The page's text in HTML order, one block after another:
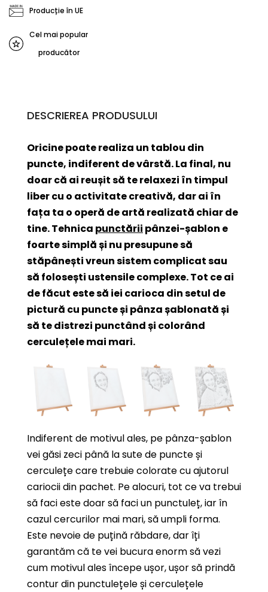
Producție în UE
Cel mai popular
producător
DESCRIEREA PRODUSULUI
Oricine poate realiza un tablou din
puncte, indiferent de vârstă. La final, nu
doar că ai reușit să te relaxezi în timpul
liber cu o activitate creativă, dar ai în
fața ta o operă de artă realizată chiar de
tine. Tehnica punctării pânzei-șablon e
foarte simplă și nu presupune să
stăpânești vreun sistem complicat sau
să folosești ustensile complexe. Tot ce ai
de făcut este să iei carioca din setul de
pictură cu puncte și pânza șablonată și
să te distrezi punctând și colorând
cerculețele mai mari.
Indiferent de motivul ales, pe pânza-șablon
vei găsi zeci până la sute de puncte și
cerculețe care trebuie colorate cu ajutorul
cariocii din pachet. Pe alocuri, tot ce va trebui
să faci este doar să faci un punctuleț, iar în
cazul cercurilor mai mari, să umpli forma.
Este nevoie de puțină răbdare, dar îți
garantăm că te vei bucura enorm să vezi
cum motivul ales începe ușor, ușor să prindă
contur din punctulețele și cerculețele